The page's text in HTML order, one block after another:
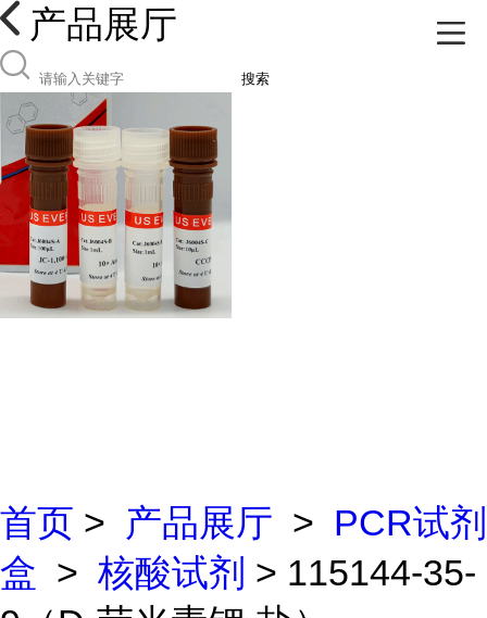
产品展厅
搜索
首页 > 产品展厅 > PCR试剂
盒 > 核酸试剂 > 115144-35-